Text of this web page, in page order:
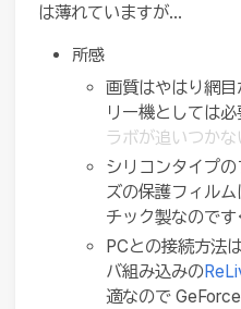
は薄れていますが…
所感
画質はやはり網
リー機としては必
ラボが追いつかな
シリコンタイプ
ズの保護フィル
チック製なので
PCとの接続方法
バ組み込みの
適なので